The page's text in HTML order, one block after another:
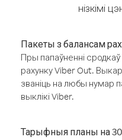
нізкімі
Пакеты з балансам
Пры папаўненні
рахунку Viber Out.
званіць на любы нумар
выклікі Viber.
Тарыфныя планы на